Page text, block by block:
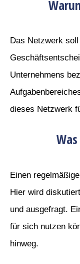
Das Netzwerk
Unternehmens
dieses Netzwerk
Einen
Hier wird
und ausgefragt.
für sich nutzen
hinweg.